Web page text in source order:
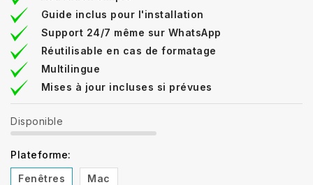
Guide inclus pour l'installation
Support 24/7 même sur WhatsApp
Réutilisable en cas de formatage
Multilingue
Mises à jour incluses si prévues
Disponible
Plateforme:
Fenêtres
Mac